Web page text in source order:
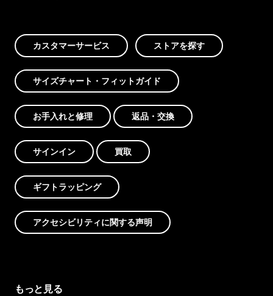
カスタマーサービス ストアを探す
サイズチャート・フィットガイド
お手入れと修理 返品・交換
サインイン 買取
ギフトラッピング
アクセシビリティに関する声明
もっと見る